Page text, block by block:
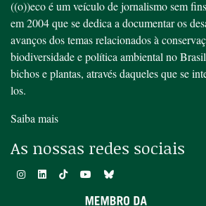
((o))eco é um veículo de jornalismo sem
em 2004 que se dedica a documentar os
avanços dos temas relacionados à
biodiversidade e política ambiental no
bichos e plantas, através daqueles que se
los.
Saiba mais
As nossas redes sociais